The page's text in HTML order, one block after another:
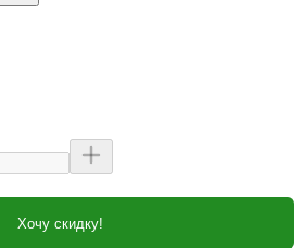
Хочу скидку!